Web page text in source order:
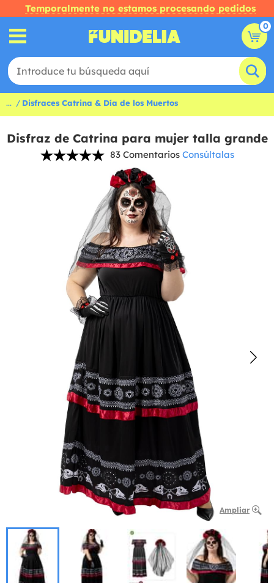
Temporalmente no estamos procesando pedidos
0
... Disfraces Catrina & Día de los Muertos
Disfraz de Catrina para mujer talla grande
83 Comentarios Consúltalas
Ampliar